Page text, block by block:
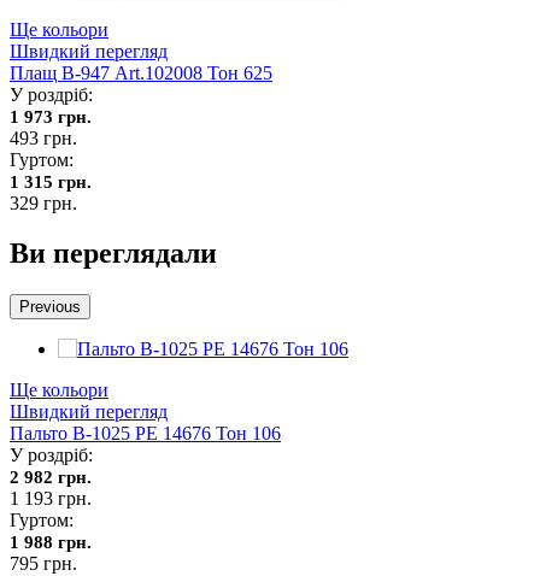
Ще кольори
Швидкий перегляд
Плащ В-947 Art.102008 Тон 625
У роздріб:
1 973 грн.
493 грн.
Гуртом:
1 315 грн.
329 грн.
Ви переглядали
Previous
Ще кольори
Швидкий перегляд
Пальто В-1025 PE 14676 Тон 106
У роздріб:
2 982 грн.
1 193 грн.
Гуртом:
1 988 грн.
795 грн.